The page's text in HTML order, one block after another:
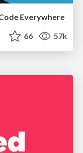
Everywhere
66 57k